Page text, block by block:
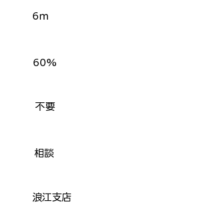
6ｍ
60%
不要
相談
浪江支店